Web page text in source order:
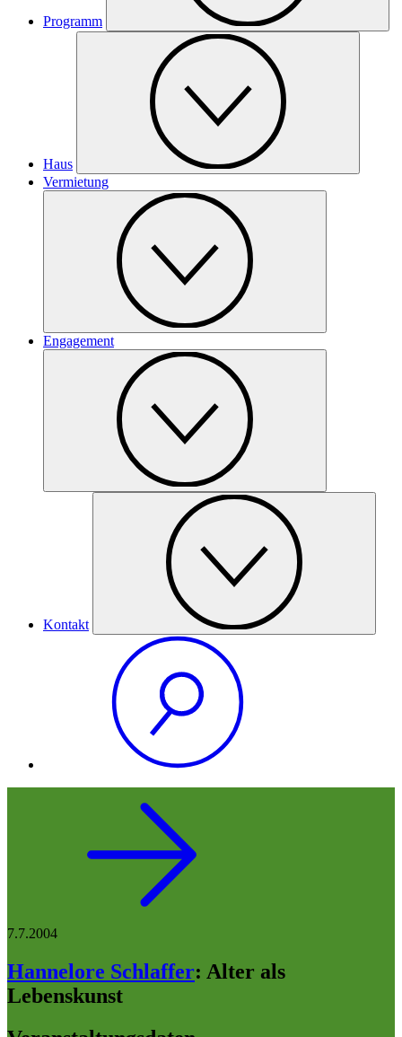
Programm
Haus
Vermietung
Engagement
Kontakt
7.7.2004
Hannelore Schlaffer: Alter als
Lebenskunst